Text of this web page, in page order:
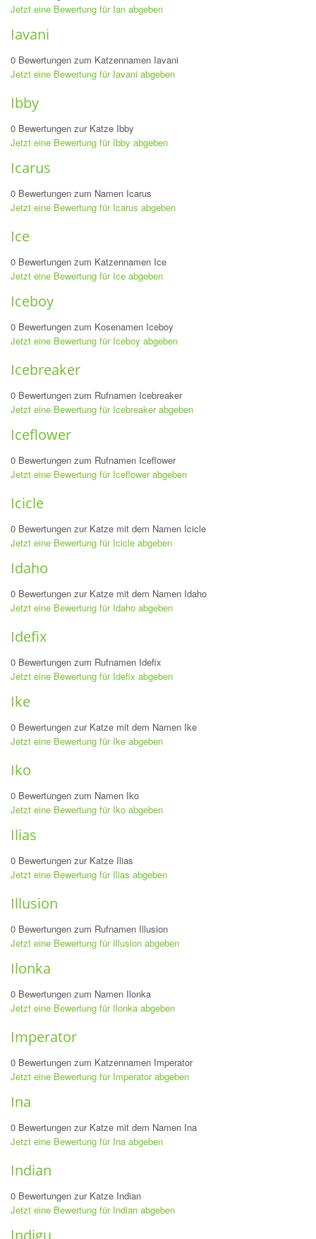
Jetzt eine Bewertung für Ian abgeben
Iavani
0 Bewertungen zum Katzennamen Iavani
Jetzt eine Bewertung für Iavani abgeben
Ibby
0 Bewertungen zur Katze Ibby
Jetzt eine Bewertung für Ibby abgeben
Icarus
0 Bewertungen zum Namen Icarus
Jetzt eine Bewertung für Icarus abgeben
Ice
0 Bewertungen zum Katzennamen Ice
Jetzt eine Bewertung für Ice abgeben
Iceboy
0 Bewertungen zum Kosenamen Iceboy
Jetzt eine Bewertung für Iceboy abgeben
Icebreaker
0 Bewertungen zum Rufnamen Icebreaker
Jetzt eine Bewertung für Icebreaker abgeben
Iceflower
0 Bewertungen zum Rufnamen Iceflower
Jetzt eine Bewertung für Iceflower abgeben
Icicle
0 Bewertungen zur Katze mit dem Namen Icicle
Jetzt eine Bewertung für Icicle abgeben
Idaho
0 Bewertungen zur Katze mit dem Namen Idaho
Jetzt eine Bewertung für Idaho abgeben
Idefix
0 Bewertungen zum Rufnamen Idefix
Jetzt eine Bewertung für Idefix abgeben
Ike
0 Bewertungen zur Katze mit dem Namen Ike
Jetzt eine Bewertung für Ike abgeben
Iko
0 Bewertungen zum Namen Iko
Jetzt eine Bewertung für Iko abgeben
Ilias
0 Bewertungen zur Katze Ilias
Jetzt eine Bewertung für Ilias abgeben
Illusion
0 Bewertungen zum Rufnamen Illusion
Jetzt eine Bewertung für Illusion abgeben
Ilonka
0 Bewertungen zum Namen Ilonka
Jetzt eine Bewertung für Ilonka abgeben
Imperator
0 Bewertungen zum Katzennamen Imperator
Jetzt eine Bewertung für Imperator abgeben
Ina
0 Bewertungen zur Katze mit dem Namen Ina
Jetzt eine Bewertung für Ina abgeben
Indian
0 Bewertungen zur Katze Indian
Jetzt eine Bewertung für Indian abgeben
Indigu